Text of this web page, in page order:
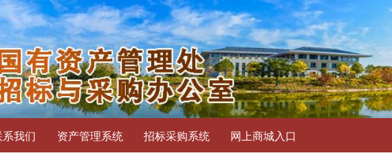
我们 资产管理系统 招标采购系统 网上商城入口